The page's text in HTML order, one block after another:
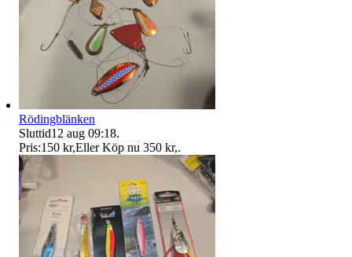
Rödingblänken
Sluttid12 aug 09:18.
Pris:150 kr,Eller Köp nu 350 kr,.